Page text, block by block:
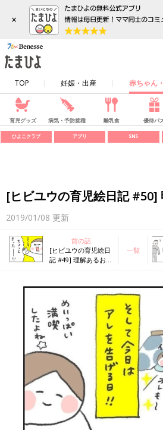
×
TOP 妊娠・出産 赤ちゃん
育児グッズ 病気・予防接種 離乳食 優待パ
ひよこクラブ アプリ SNS
[ヒビユウの育児絵日記 #50]
2019/01/08 更新
前の話
[ヒビユウの育児絵日
記 #49] 理解あるお兄
一覧